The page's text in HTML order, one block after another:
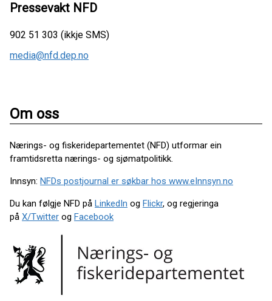
Pressevakt NFD
902 51 303 (ikkje SMS)
media@nfd.dep.no
Om oss
Nærings- og fiskeridepartementet (NFD) utformar ein
framtidsretta nærings- og sjømatpolitikk.
Innsyn: NFDs postjournal er søkbar hos www.eInnsyn.no
Du kan følgje NFD på LinkedIn og Flickr, og regjeringa
på X/Twitter og Facebook